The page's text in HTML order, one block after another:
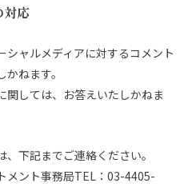
対応
シャルメディアに対するコメント
ねます。
関しては、お答えいたしかねま
下記までご連絡ください。
メント事務局TEL：03-4405-